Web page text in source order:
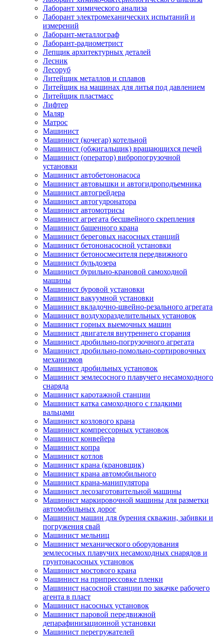
Лаборант химического анализа
Лаборант электромеханических испытаний и
измерений
Лаборант-металлограф
Лаборант-радиометрист
Лепщик архитектурных деталей
Лесник
Лесоруб
Литейщик металлов и сплавов
Литейщик на машинах для литья под давлением
Литейщик пластмасс
Лифтер
Маляр
Матрос
Машинист
Машинист (кочегар) котельной
Машинист (обжигальщик) вращающихся печей
Машинист (оператор) вибропогрузочной
установки
Машинист автобетононасоса
Машинист автовышки и автогидроподъемника
Машинист автогрейдера
Машинист автогудронатора
Машинист автомотрисы
Машинист агрегата бесшвейного скрепления
Машинист башенного крана
Машинист береговых насосных станций
Машинист бетононасосной установки
Машинист бетоносмесителя передвижного
Машинист бульдозера
Машинист бурильно-крановой самоходной
машины
Машинист буровой установки
Машинист вакуумной установки
Машинист вкладочно-швейно-резального агрегата
Машинист воздухоразделительных установок
Машинист горных выемочных машин
Машинист двигателя внутреннего сгорания
Машинист дробильно-погрузочного агрегата
Машинист дробильно-помольно-сортировочных
механизмов
Машинист дробильных установок
Машинист землесосного плавучего несамоходного
снаряда
Машинист каротажной станции
Машинист катка самоходного с гладкими
вальцами
Машинист козлового крана
Машинист компрессорных установок
Машинист конвейера
Машинист копра
Машинист котлов
Машинист крана (крановщик)
Машинист крана автомобильного
Машинист крана-манипулятора
Машинист лесозаготовительной машины
Машинист маркировочной машины для разметки
автомобильных дорог
Машинист машин для бурения скважин, забивки и
погружения свай
Машинист мельниц
Машинист механического оборудования
землесосных плавучих несамоходных снарядов и
грунтонасосных установок
Машинист мостового крана
Машинист на припрессовке пленки
Машинист насосной станции по закачке рабочего
агента в пласт
Машинист насосных установок
Машинист паровой передвижной
депарафинизационной установки
Машинист перегружателей